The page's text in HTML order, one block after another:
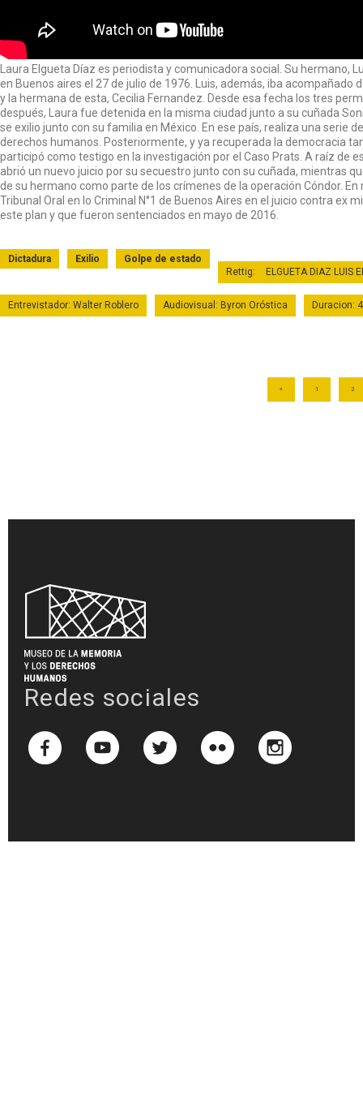
Laura Elgueta Díaz es periodista y comunicadora social. Su hermano,
en Buenos aires el 27 de julio de 1976. Luis, además, iba acompañado
y la hermana de esta, Cecilia Fernandez. Desde esa fecha los tres
después, Laura fue detenida en la misma ciudad junto a su cuñada
se exilio junto con su familia en México. En ese país, realiza una serie
derechos humanos. Posteriormente, y ya recuperada la democracia
participó como testigo en la investigación por el Caso Prats. A raíz de
abrió un nuevo juicio por su secuestro junto con su cuñada, mientras
de su hermano como parte de los crímenes de la operación Cóndor.
Tribunal Oral en lo Criminal N°1 de Buenos Aires en el juicio contra ex
este plan y que fueron sentenciados en mayo de 2016.
Dictadura Exilio
Golpe de estado
Rettig:
ELGUETA DIAZ LUIS
Entrevistador: Walter Roblero Audiovisual: Byron Oróstica Duracion:
« 1 2
Redes sociales